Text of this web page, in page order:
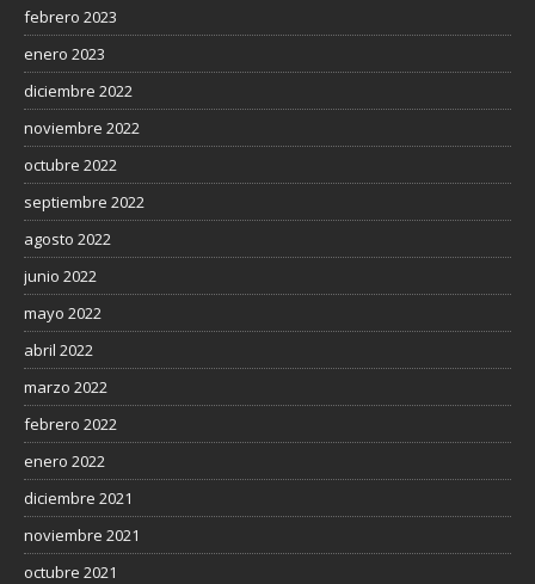
febrero 2023
enero 2023
diciembre 2022
noviembre 2022
octubre 2022
septiembre 2022
agosto 2022
junio 2022
mayo 2022
abril 2022
marzo 2022
febrero 2022
enero 2022
diciembre 2021
noviembre 2021
octubre 2021